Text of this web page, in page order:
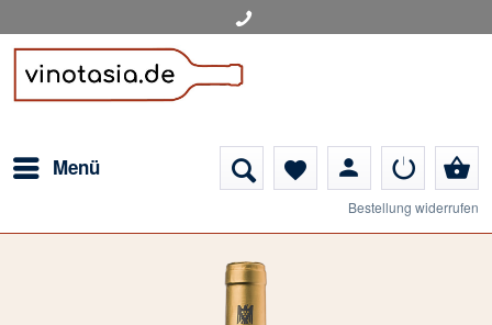
Menü favorite person shopping_basket
Bestellung widerrufen